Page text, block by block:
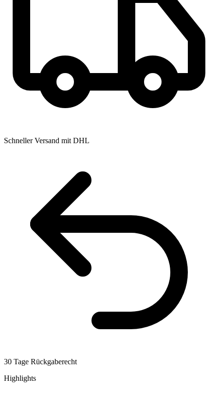
Schneller Versand mit DHL
30 Tage Rückgaberecht
Highlights